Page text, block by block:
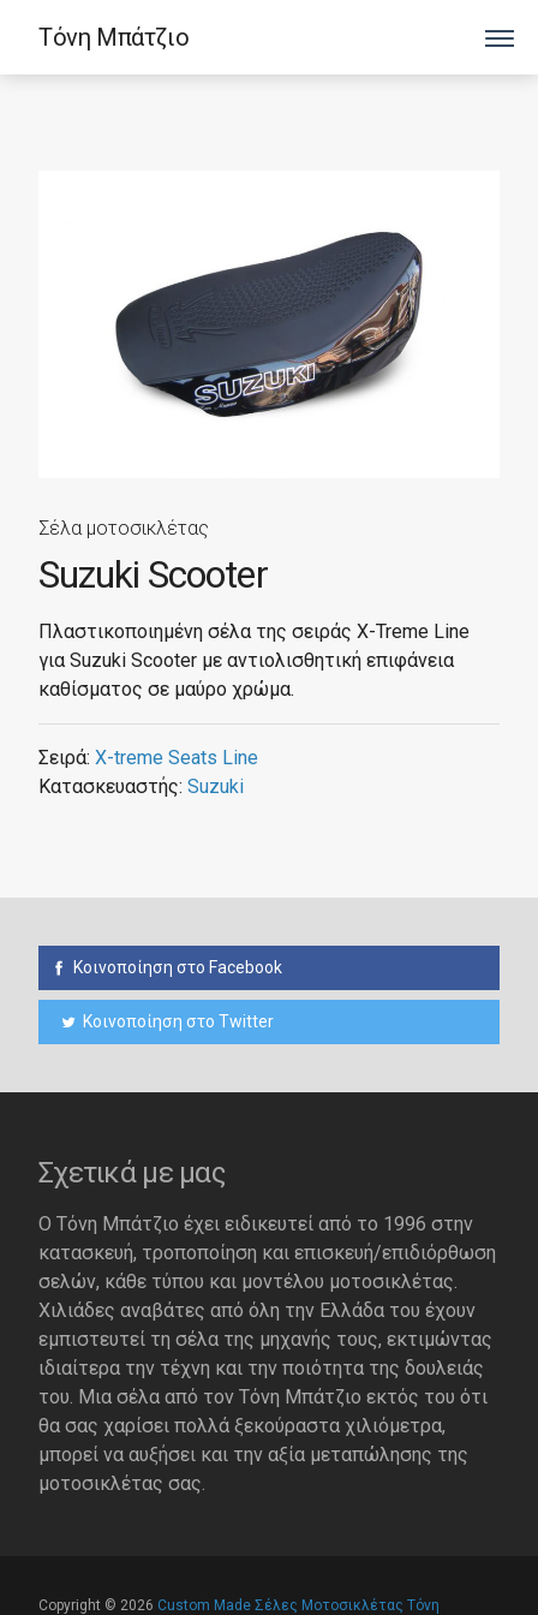
Τόνη Μπάτζιο
Σέλα μοτοσικλέτας
Suzuki Scooter
Πλαστικοποιημένη σέλα της σειράς X-Treme Line
για Suzuki Scooter με αντιολισθητική επιφάνεια
καθίσματος σε μαύρο χρώμα.
Σειρά: X-treme Seats Line
Κατασκευαστής: Suzuki
Κοινοποίηση στο Facebook
Κοινοποίηση στο Twitter
Σχετικά με μας
Ο Τόνη Μπάτζιο έχει ειδικευτεί από το 1996 στην
κατασκευή, τροποποίηση και επισκευή/επιδιόρθωση
σελών, κάθε τύπου και μοντέλου μοτοσικλέτας.
Χιλιάδες αναβάτες από όλη την Ελλάδα του έχουν
εμπιστευτεί τη σέλα της μηχανής τους, εκτιμώντας
ιδιαίτερα την τέχνη και την ποιότητα της δουλειάς
του. Μια σέλα από τον Τόνη Μπάτζιο εκτός του ότι
θα σας χαρίσει πολλά ξεκούραστα χιλιόμετρα,
μπορεί να αυξήσει και την αξία μεταπώλησης της
μοτοσικλέτας σας.
Copyright © 2026 Custom Made Σέλες Μοτοσικλέτας Τόνη